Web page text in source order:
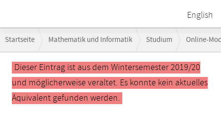
English
Navigation
Startseite Mathematik und Informatik Studium Online-
Hauptinhalt
Dieser Eintrag ist aus dem Wintersemester 2019/20
und möglicherweise veraltet. Es konnte kein aktuelles
Äquivalent gefunden werden.